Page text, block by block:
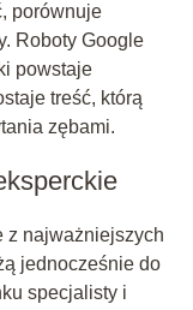
porównuje
Roboty Google
powstaje
treść, którą
zębami.
z najważniejszych
jednocześnie do
specjalisty i